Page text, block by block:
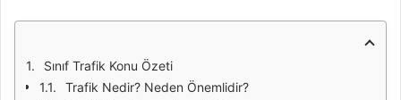
Sınıf Trafik Konu Özeti
Trafik Nedir? Neden Önemlidir?